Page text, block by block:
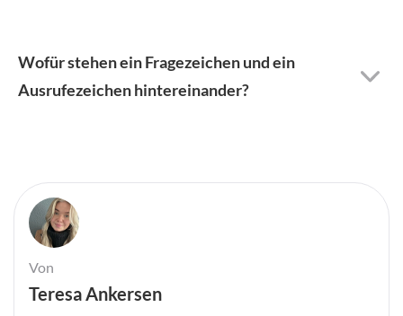
Wofür stehen ein Fragezeichen und ein
Ausrufezeichen hintereinander?
Von
Teresa Ankersen